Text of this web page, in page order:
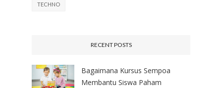
TECHNO
RECENT POSTS
Bagaimana Kursus Sempoa
Membantu Siswa Paham